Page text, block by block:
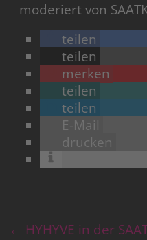
moderiert von
teilen
teilen
merken
teilen
teilen
E-Mail
drucken
← HYHYVE in der